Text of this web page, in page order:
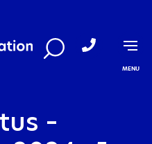
MENU
–